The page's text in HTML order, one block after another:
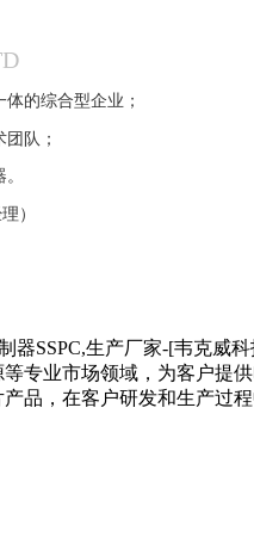
的综合型企业；
队；
）
专业市场领域，为客户提
品，在客户研发和生产过